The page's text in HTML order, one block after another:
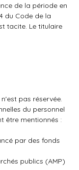
de la période en
du Code de la
tacite. Le titulaire
pas réservée.
du personnel
être mentionnés :
par des fonds
publics (AMP)